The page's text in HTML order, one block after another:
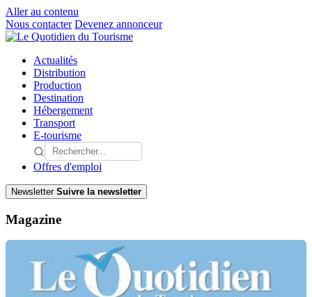
Aller au contenu
Nous contacter Devenez annonceur
Actualités
Distribution
Production
Destination
Hébergement
Transport
E-tourisme
Offres d'emploi
Newsletter Suivre la newsletter
Magazine